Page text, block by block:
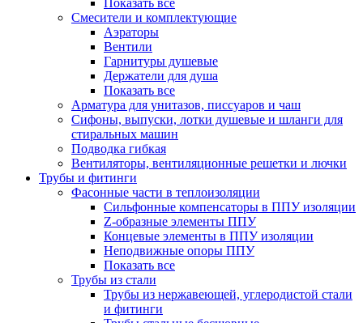
Показать все
Смесители и комплектующие
Аэраторы
Вентили
Гарнитуры душевые
Держатели для душа
Показать все
Арматура для унитазов, писсуаров и чаш
Сифоны, выпуски, лотки душевые и шланги для
стиральных машин
Подводка гибкая
Вентиляторы, вентиляционные решетки и лючки
Трубы и фитинги
Фасонные части в теплоизоляции
Cильфонные компенсаторы в ППУ изоляции
Z-образные элементы ППУ
Концевые элементы в ППУ изоляции
Неподвижные опоры ППУ
Показать все
Трубы из стали
Трубы из нержавеющей, углеродистой стали
и фитинги